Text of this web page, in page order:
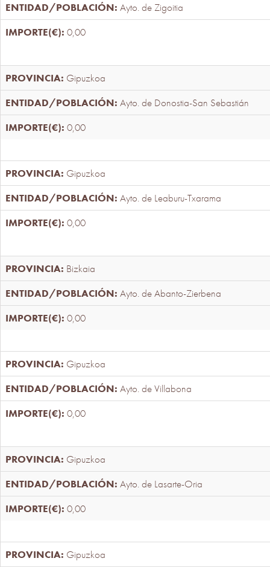
Ayto. de Zigoitia
0,00
Gipuzkoa
Ayto. de Donostia-San Sebastián
0,00
Gipuzkoa
Ayto. de Leaburu-Txarama
0,00
Bizkaia
Ayto. de Abanto-Zierbena
0,00
Gipuzkoa
Ayto. de Villabona
0,00
Gipuzkoa
Ayto. de Lasarte-Oria
0,00
Gipuzkoa